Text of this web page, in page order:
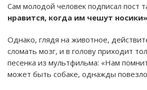
Сам молодой человек подписал пост
нравится, когда им чешут носики»
Однако, глядя на животное,
сломать мозг, и в голову приходит
песенка из мультфильма: «Нам
может быть собаке, однажды